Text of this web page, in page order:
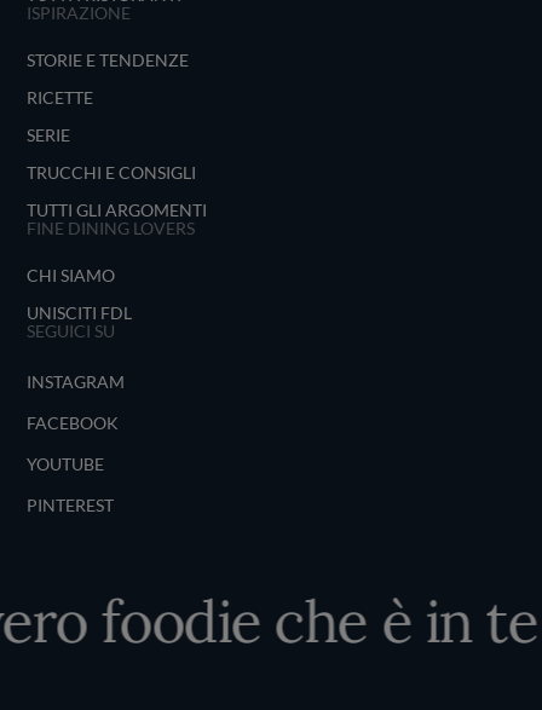
ISPIRAZIONE
STORIE E TENDENZE
RICETTE
SERIE
TRUCCHI E CONSIGLI
TUTTI GLI ARGOMENTI
FINE DINING LOVERS
CHI SIAMO
UNISCITI FDL
SEGUICI SU
INSTAGRAM
FACEBOOK
YOUTUBE
PINTEREST
foodie che è in te